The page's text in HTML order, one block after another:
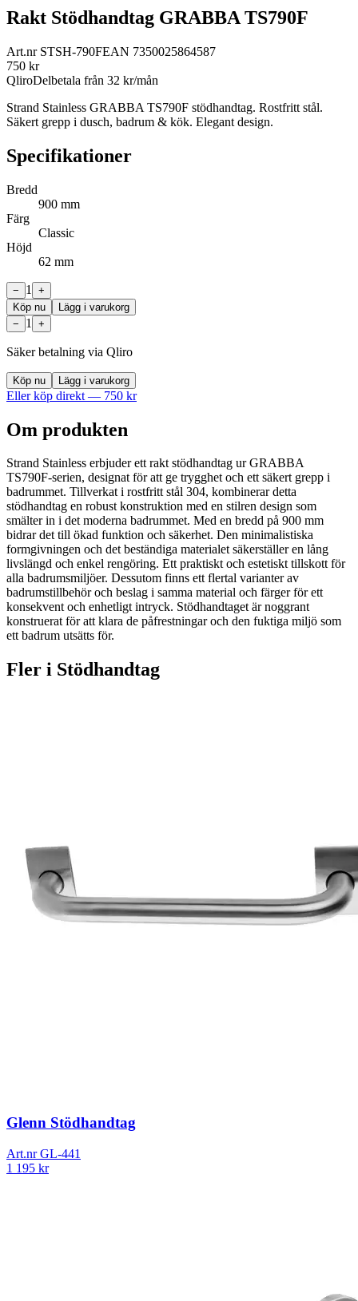
Rakt Stödhandtag GRABBA TS790F
Art.nr STSH-790FEAN 7350025864587
750 kr
QliroDelbetala från 32 kr/mån
Strand Stainless GRABBA TS790F stödhandtag. Rostfritt stål.
Säkert grepp i dusch, badrum & kök. Elegant design.
Specifikationer
Bredd
900 mm
Färg
Classic
Höjd
62 mm
− 1
+
Köp nu
Lägg i varukorg
−
1 +
Säker betalning via Qliro
Köp nu Lägg i varukorg
Eller köp direkt — 750 kr
Om produkten
Strand Stainless erbjuder ett rakt stödhandtag ur GRABBA
TS790F-serien, designat för att ge trygghet och ett säkert grepp i
badrummet. Tillverkat i rostfritt stål 304, kombinerar detta
stödhandtag en robust konstruktion med en stilren design som
smälter in i det moderna badrummet. Med en bredd på 900 mm
bidrar det till ökad funktion och säkerhet. Den minimalistiska
formgivningen och det beständiga materialet säkerställer en lång
livslängd och enkel rengöring. Ett praktiskt och estetiskt tillskott för
alla badrumsmiljöer. Dessutom finns ett flertal varianter av
badrumstillbehör och beslag i samma material och färger för ett
konsekvent och enhetligt intryck. Stödhandtaget är noggrant
konstruerat för att klara de påfrestningar och den fuktiga miljö som
ett badrum utsätts för.
Fler i Stödhandtag
Glenn Stödhandtag
Art.nrGL-441
1 195 kr